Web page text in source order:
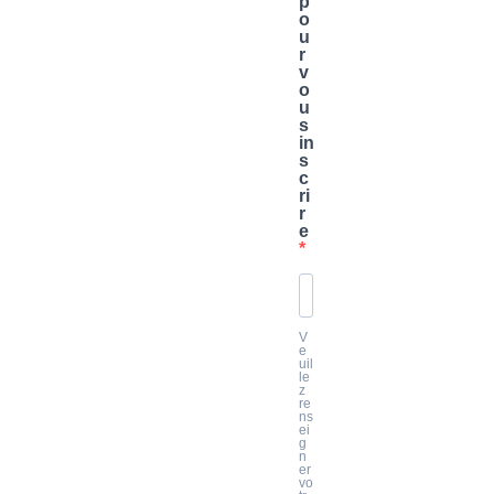
o
u
r
v
o
u
s
in
s
c
ri
r
e
V
e
uil
le
z
re
ns
ei
g
n
er
vo